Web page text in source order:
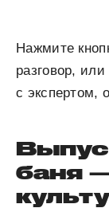
Нажмите
разговор,
с экспертом,
баня